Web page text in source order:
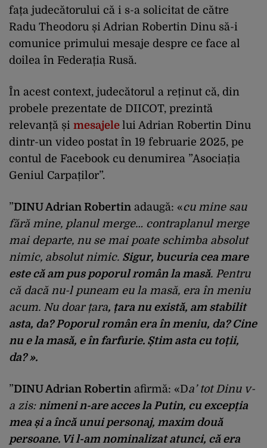
fața judecătorului că i s-a solicitat de către
Radu Theodoru și Adrian Robertin Dinu să-i
comunice primului mesaje despre ce face al
doilea în Federația Rusă.
În acest context, judecătorul a reținut că, din
probele prezentate de DIICOT, prezintă
relevanță și mesajele lui Adrian Robertin Dinu
dintr-un video postat în 19 februarie 2025, pe
contul de Facebook cu denumirea ”Asociația
Geniul Carpaților”.
”DINU Adrian Robertin adaugă: «cu mine sau
fără mine, planul merge… contraplanul merge
mai departe, nu se mai poate schimba absolut
nimic, absolut nimic. Sigur, bucuria cea mare
este că am pus poporul român la masă. Pentru
că dacă nu-l puneam eu la masă, era în meniu
acum. Nu doar țara, țara nu există, am stabilit
asta, da? Poporul român era în meniu, da? Cine
nu e la masă, e în farfurie. Știm asta cu toții,
da? ».
”DINU Adrian Robertin afirmă: «Da’ tot Dinu v-
a zis: nimeni n-are acces la Putin, cu excepția
mea și a încă unui personaj, maxim două
persoane. Vi l-am nominalizat atunci, că era